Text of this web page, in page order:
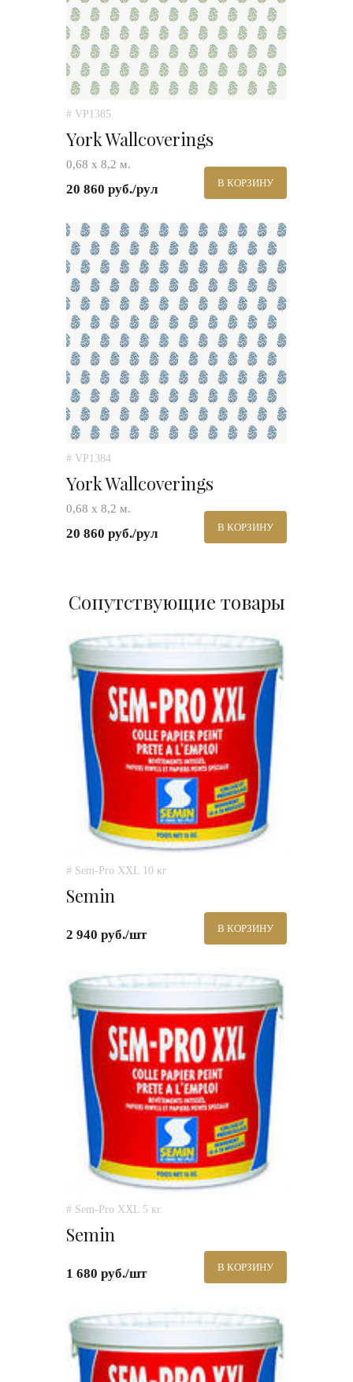
# VP1385
York Wallcoverings
0,68 х 8,2 м.
20 860 руб./рул В КОРЗИНУ
# VP1384
York Wallcoverings
0,68 х 8,2 м.
20 860 руб./рул В КОРЗИНУ
Сопутствующие товары
# Sem-Pro XXL 10 кг
Semin
2 940 руб./шт В КОРЗИНУ
# Sem-Pro XXL 5 кг.
Semin
1 680 руб./шт В КОРЗИНУ